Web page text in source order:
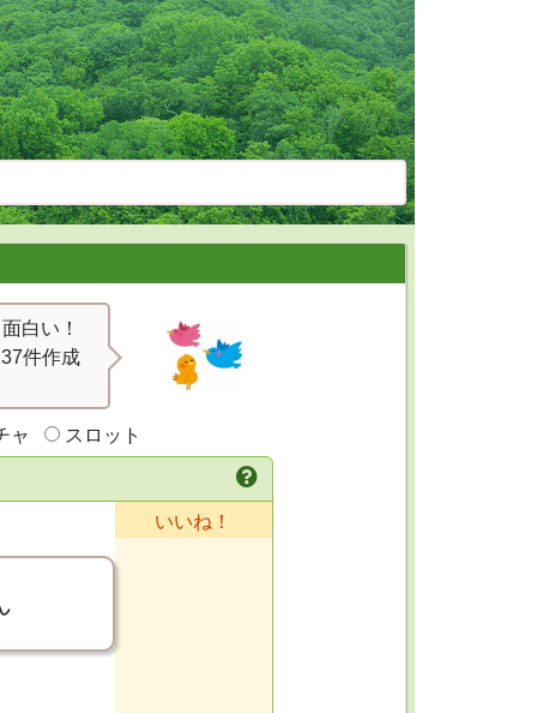
白い！
件作成
ャ スロット
いいね！